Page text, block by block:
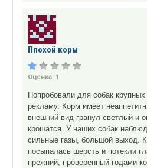
Плохой корм
Оценка: 1
Попробовали для собак
рекламу. Корм имеет
внешний вид гранул-светлый и
крошатся. У наших собак
сильные газы, большой выход.
посыпалась шерсть и потекли
прежний, проверенный годами